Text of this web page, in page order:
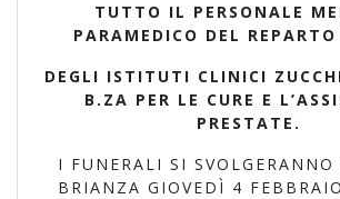
TUTTO IL PERSONALE
PARAMEDICO DEL REPARTO
DEGLI ISTITUTI CLINICI
B.ZA PER LE CURE E
PRESTATE.
I FUNERALI SI SVOLGERANNO
BRIANZA GIOVEDÌ 4